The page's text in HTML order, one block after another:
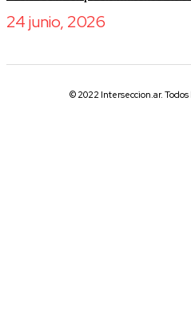
24 junio, 2026
© 2022 Interseccion.ar.